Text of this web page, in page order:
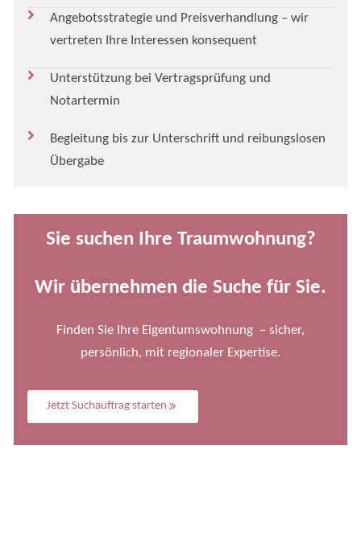
Angebotsstrategie und Preisverhandlung – wir
vertreten Ihre Interessen konsequent
Unterstützung bei Vertragsprüfung und
Notartermin
Begleitung bis zur Unterschrift und reibungslosen
Übergabe
Sie suchen Ihre Traumwohnung?
Wir übernehmen die Suche für Sie.
Finden Sie Ihre Eigentumswohnung – sicher,
persönlich, mit regionaler Expertise.
Jetzt Suchauftrag starten